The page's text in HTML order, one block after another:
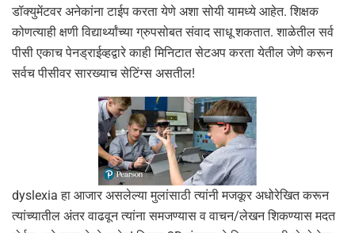
डॉक्युमेंटवर अनेकांना टाईप करता येणे अशा सोयी यामध्ये आहेत. शिक्षक
कोणत्याही क्षणी विद्यार्थ्यांच्या ग्रुपसोबत संवाद साधू शकतात. शाळेतील सर्व
पीसी एकाच पेनड्राईव्हद्वारे काही मिनिटात सेटअप करता येतील जेणे करून
सर्वच पीसीवर सारख्याच सेटिंग्स असतील!
dyslexia हा आजार असलेल्या मुलांसाठी त्यांनी मजकूर अधोरेखित करून
त्यांच्यातील अंतर वाढवून त्यांना समजण्यास व वाचन/लेखन शिकण्यास मदत